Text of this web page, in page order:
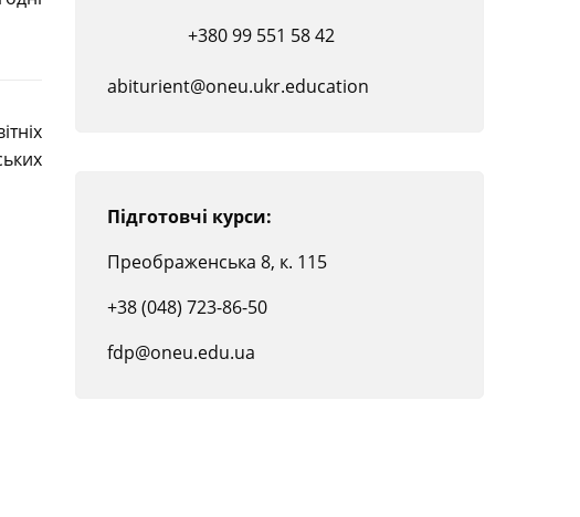
+380 99 551 58 42
abiturient@oneu.ukr.education
Підготовчі курси:
Преображенська 8, к. 115
+38 (048) 723-86-50
fdp@oneu.edu.ua